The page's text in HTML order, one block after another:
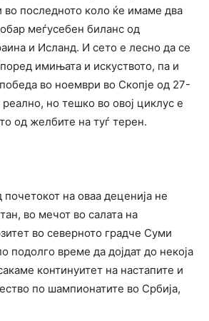
во последното коло ќе имаме два
меѓусебен биланс од
и Исланд. И сето е лесно да се
имињата и искуството, па и
во ноември во Скопје од 27-
но тешко во овој циклус е
од желбите на туѓ терен.
на оваа деценија не
во мечот во салата на
во северното градче Суми
подолго време да дојдат до некоја
континуитет на настапите и
по шампионатите во Србија,